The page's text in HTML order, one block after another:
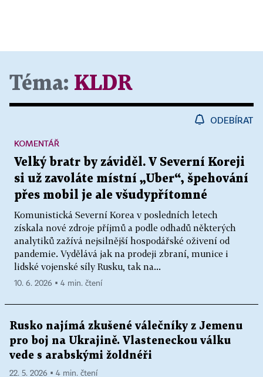
Téma: KLDR
ODEBÍRAT
Velký bratr by záviděl. V Severní Koreji
si už zavoláte místní „Uber“, špehování
přes mobil je ale všudypřítomné
Komunistická Severní Korea v posledních letech
získala nové zdroje příjmů a podle odhadů některých
analytiků zažívá nejsilnější hospodářské oživení od
pandemie. Vydělává jak na prodeji zbraní, munice i
lidské vojenské síly Rusku, tak na...
KOMENTÁŘ
10. 6. 2026 ▪ 4 min. čtení
Rusko najímá zkušené válečníky z Jemenu
pro boj na Ukrajině. Vlasteneckou válku
vede s arabskými žoldnéři
22. 5. 2026 ▪ 4 min. čtení